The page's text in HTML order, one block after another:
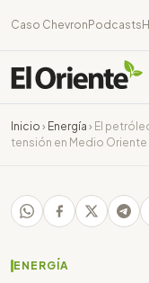
Caso Chevron Podcasts
Inicio › Energía › El
tensión en Medio Oriente
ENERGÍA